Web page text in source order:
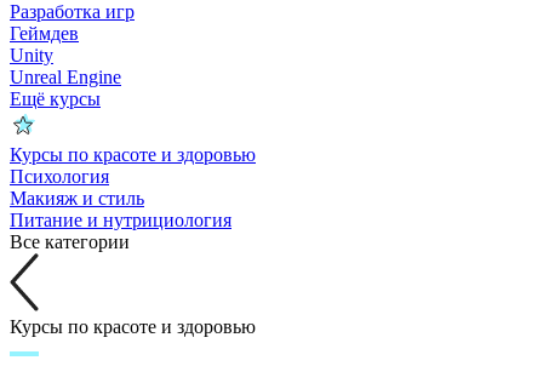
Разработка игр
Геймдев
Unity
Unreal Engine
Ещё курсы
Курсы по красоте и здоровью
Психология
Макияж и стиль
Питание и нутрициология
Все категории
Курсы по красоте и здоровью